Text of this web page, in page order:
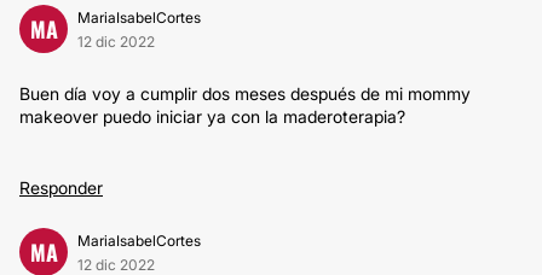
MA
MariaIsabelCortes
12 dic 2022
Buen día voy a cumplir dos meses después de mi mommy
makeover puedo iniciar ya con la maderoterapia?
Responder
MA
MariaIsabelCortes
12 dic 2022